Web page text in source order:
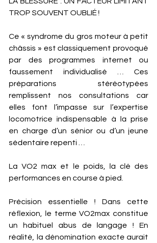
TROP SOUVENT OUBLIÉ !
Ce « syndrome du gros moteur à petit
châssis » est classiquement provoqué
par des programmes internet ou
faussement individualisé … Ces
préparations stéréotypées
remplissent nos consultations car
elles font l’impasse sur l’expertise
locomotrice indispensable à la prise
en charge d’un sénior ou d’un jeune
sédentaire repenti …
La VO2 max et le poids, la clé des
performances en course à pied.
Précision essentielle ! Dans cette
réflexion, le terme VO2max constitue
un habituel abus de langage ! En
réalité, la dénomination exacte aurait